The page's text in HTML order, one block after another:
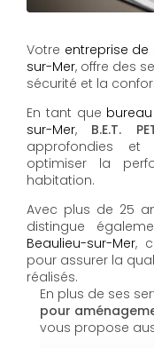
Votre entreprise
sur-Mer, offre des
sécurité et la
En tant que
sur-Mer, B.E.T.
approfondies et
optimiser la
habitation.
Avec plus de 25
distingue
Beaulieu-sur-Mer,
pour assurer la
réalisés.
En plus de ses
pour
vous propose